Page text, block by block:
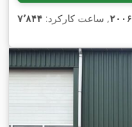
۲۰۰۶, ساعت کارکرد: